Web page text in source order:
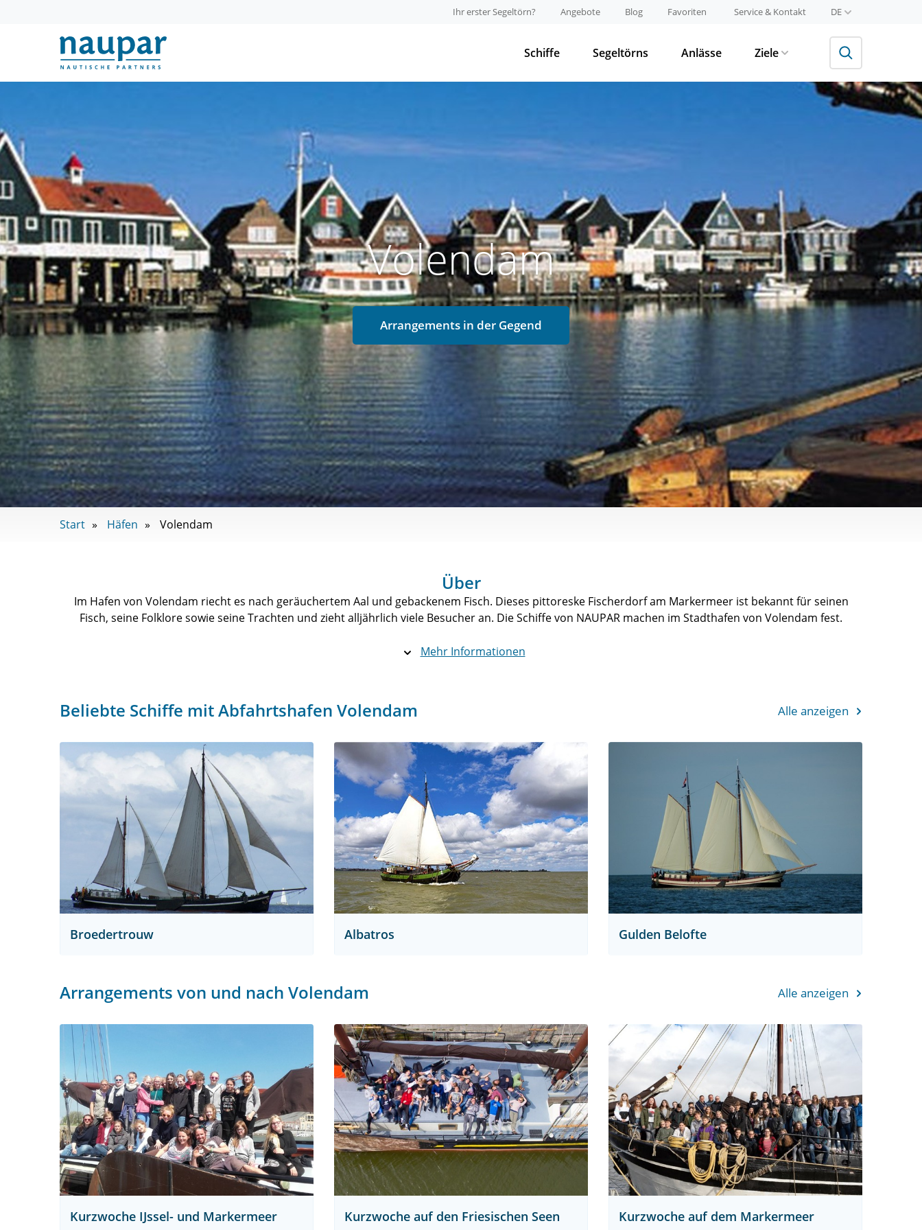
Ihr erster Segeltörn? Angebote Blog Favoriten Service & Kontakt DE
Schiffe Segeltörns Anlässe Ziele
Volendam
Arrangements in der Gegend
Start Häfen Volendam
Über
Im Hafen von Volendam riecht es nach geräuchertem Aal und gebackenem Fisch. Dieses pittoreske Fischerdorf am Markermeer ist bekannt für seinen
Fisch, seine Folklore sowie seine Trachten und zieht alljährlich viele Besucher an. Die Schiffe von NAUPAR machen im Stadthafen von Volendam fest.
Mehr Informationen
Beliebte Schiffe mit Abfahrtshafen Volendam Alle anzeigen
Broedertrouw Albatros Gulden Belofte
Arrangements von und nach Volendam Alle anzeigen
Kurzwoche IJssel- und Markermeer Kurzwoche auf den Friesischen Seen Kurzwoche auf dem Markermeer